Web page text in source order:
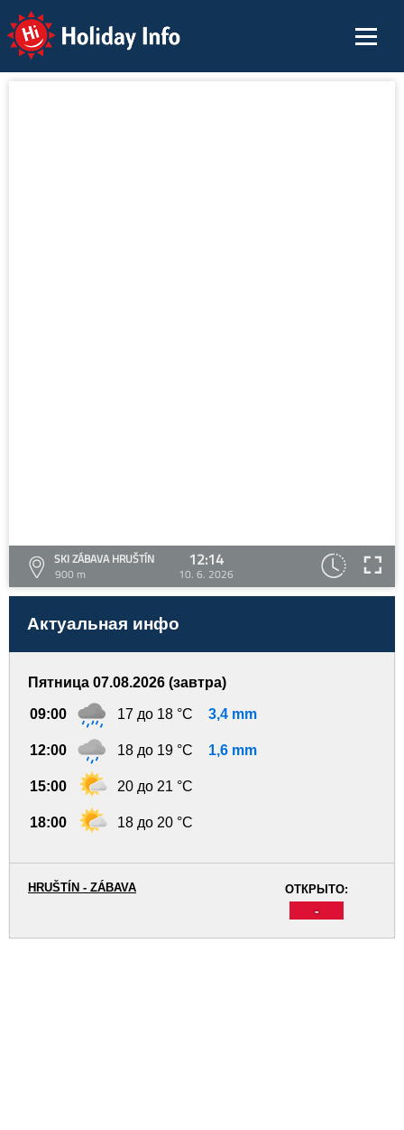
Holiday Info
SKI ZÁBAVA HRUŠTÍN
900 m
12:14
10. 6. 2026
Актуальная инфо
Пятница 07.08.2026 (завтра)
09:00 17 до 18 °C 3,4 mm
12:00 18 до 19 °C 1,6 mm
15:00 20 до 21 °C
18:00 18 до 20 °C
ОТКРЫТО:
-
HRUŠTÍN - ZÁBAVA